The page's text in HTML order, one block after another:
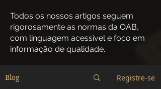
Todos os nossos artigos seguem
rigorosamente as normas da OAB,
com linguagem acessível e foco em
informação de qualidade.
Blog Registre-se